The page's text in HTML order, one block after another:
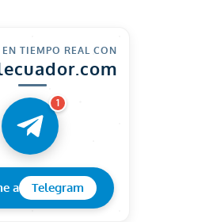
TIEMPO REAL CON
1
a Telegram